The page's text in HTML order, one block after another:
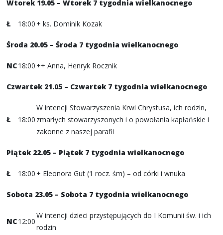
Wtorek 19.05 – Wtorek 7 tygodnia wielkanocnego
Ł 18:00 + ks. Dominik Kozak
Środa 20.05 – Środa 7 tygodnia wielkanocnego
NC18:00 ++ Anna, Henryk Rocznik
Czwartek 21.05 – Czwartek 7 tygodnia wielkanocnego
Ł 18:00
W intencji Stowarzyszenia Krwi Chrystusa, ich rodzin,
zmarłych stowarzyszonych i o powołania kapłańskie i
zakonne z naszej parafii
Piątek 22.05 – Piątek 7 tygodnia wielkanocnego
Ł 18:00 + Eleonora Gut (1 rocz. śm) – od córki i wnuka
Sobota 23.05 – Sobota 7 tygodnia wielkanocnego
NC12:00
W intencji dzieci przystępujących do I Komunii św. i ich
rodzin